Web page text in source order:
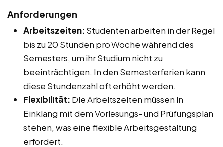
Anforderungen
Arbeitszeiten: Studenten arbeiten in der Regel
bis zu 20 Stunden pro Woche während des
Semesters, um ihr Studium nicht zu
beeinträchtigen. In den Semesterferien kann
diese Stundenzahl oft erhöht werden.
Flexibilität: Die Arbeitszeiten müssen in
Einklang mit dem Vorlesungs- und Prüfungsplan
stehen, was eine flexible Arbeitsgestaltung
erfordert.